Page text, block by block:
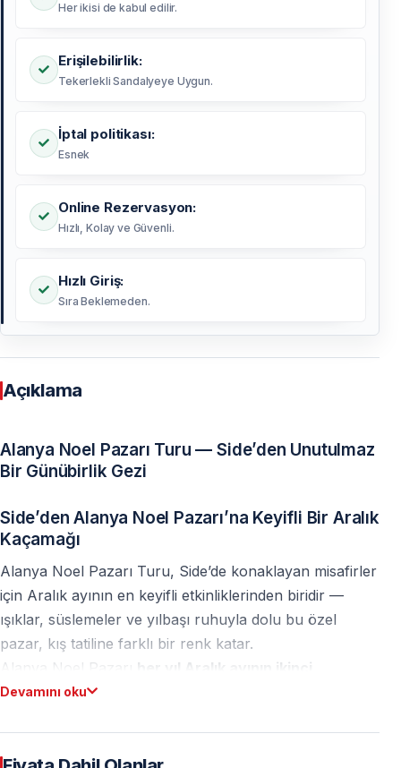
Her ikisi de kabul edilir.
Erişilebilirlik:
Tekerlekli Sandalyeye Uygun.
İptal politikası:
Esnek
Online Rezervasyon:
Hızlı, Kolay ve Güvenli.
Hızlı Giriş:
Sıra Beklemeden.
Açıklama
Alanya Noel Pazarı Turu — Side’den Unutulmaz
Bir Günübirlik Gezi
Side’den Alanya Noel Pazarı’na Keyifli Bir Aralık
Kaçamağı
Alanya Noel Pazarı Turu, Side’de konaklayan misafirler
için Aralık ayının en keyifli etkinliklerinden biridir —
ışıklar, süslemeler ve yılbaşı ruhuyla dolu bu özel
pazar, kış tatiline farklı bir renk katar.
Alanya Noel Pazarı her yıl Aralık ayının ikinci
cumartesi ve pazar günü
Devamını oku